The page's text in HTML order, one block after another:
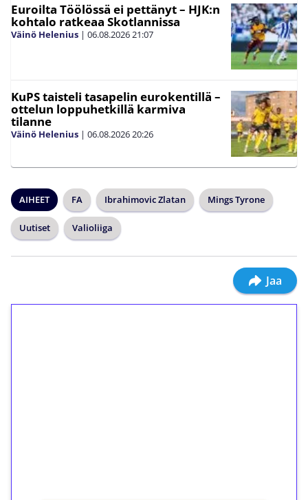
Euroilta Töölössä ei pettänyt – HJK:n
kohtalo ratkeaa Skotlannissa
Väinö Helenius | 06.08.202621:07
KuPS taisteli tasapelin eurokentillä –
ottelun loppuhetkillä karmiva
tilanne
Väinö Helenius | 06.08.202620:26
AIHEET FA Ibrahimovic Zlatan Mings Tyrone
Uutiset Valioliiga
Jaa